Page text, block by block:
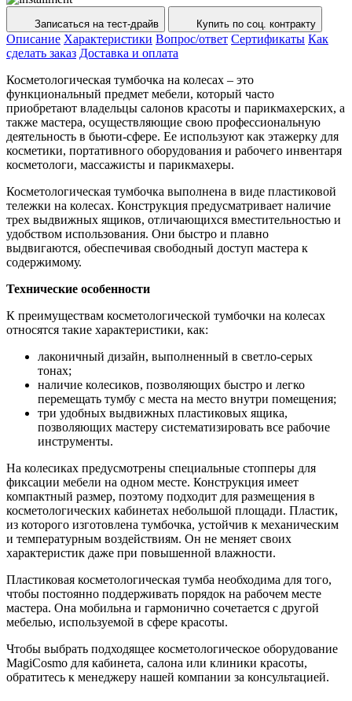
Записаться на тест-драйв Купить по соц. контракту
Описание Характеристики Вопрос/ответ Сертификаты Как
сделать заказ Доставка и оплата
Косметологическая тумбочка на колесах – это
функциональный предмет мебели, который часто
приобретают владельцы салонов красоты и парикмахерских, а
также мастера, осуществляющие свою профессиональную
деятельность в бьюти-сфере. Ее используют как этажерку для
косметики, портативного оборудования и рабочего инвентаря
косметологи, массажисты и парикмахеры.
Косметологическая тумбочка выполнена в виде пластиковой
тележки на колесах. Конструкция предусматривает наличие
трех выдвижных ящиков, отличающихся вместительностью и
удобством использования. Они быстро и плавно
выдвигаются, обеспечивая свободный доступ мастера к
содержимому.
Технические особенности
К преимуществам косметологической тумбочки на колесах
относятся такие характеристики, как:
лаконичный дизайн, выполненный в светло-серых
тонах;
наличие колесиков, позволяющих быстро и легко
перемещать тумбу с места на место внутри помещения;
три удобных выдвижных пластиковых ящика,
позволяющих мастеру систематизировать все рабочие
инструменты.
На колесиках предусмотрены специальные стопперы для
фиксации мебели на одном месте. Конструкция имеет
компактный размер, поэтому подходит для размещения в
косметологических кабинетах небольшой площади. Пластик,
из которого изготовлена тумбочка, устойчив к механическим
и температурным воздействиям. Он не меняет своих
характеристик даже при повышенной влажности.
Пластиковая косметологическая тумба необходима для того,
чтобы постоянно поддерживать порядок на рабочем месте
мастера. Она мобильна и гармонично сочетается с другой
мебелью, используемой в сфере красоты.
Чтобы выбрать подходящее косметологическое оборудование
MagiCosmo для кабинета, салона или клиники красоты,
обратитесь к менеджеру нашей компании за консультацией.